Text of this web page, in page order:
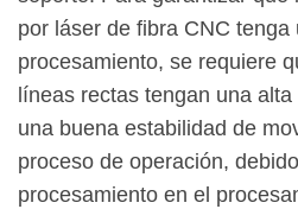
por láser de fibra CNC
procesamiento, se requiere
líneas rectas tengan una
una buena estabilidad de
proceso de operación,
procesamiento en el